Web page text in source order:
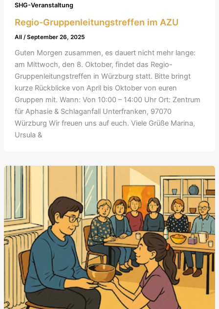
SHG-Veranstaltung
Regio-Gruppenleitungstreffen im AZU
All /September 26, 2025
Guten Morgen zusammen, es dauert nicht mehr lange:
am Mittwoch, den 8. Oktober, findet das Regio-
Gruppenleitungstreffen in Würzburg statt. Bitte bringt
kurze Rückblicke von April bis Oktober von euren
Gruppen mit. Wann: Von 10:00 – 14:00 Uhr Ort: Zentrum
für Aphasie & Schlaganfall Unterfranken, 97070
Würzburg Wir freuen uns auf euch. Viele Grüße Marina,
Ursula &